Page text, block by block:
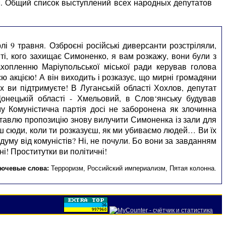
травня. Озброєні російські диверсанти розстріляли,
ті, кого захищає Симоненко, я вам розкажу, вони були з
Маріупольської міської ради керував голова
акцією! А він виходить і розказує, що мирні громадяни
підтримуєте! В Луганській області Хохлов, депутат
області - Хмельовий, в Слов‘янську будував
партія досі не заборонена як злочинна
пропозицію знову вилучити Симоненка із зали для
коли ти розказуєш, як ми убиваємо людей… Ви їх
від комуністів? Ні, не почули. Бо вони за завданням
Проститутки ви політичні!
слова: Терроризм Российский империализм Пятая колонна